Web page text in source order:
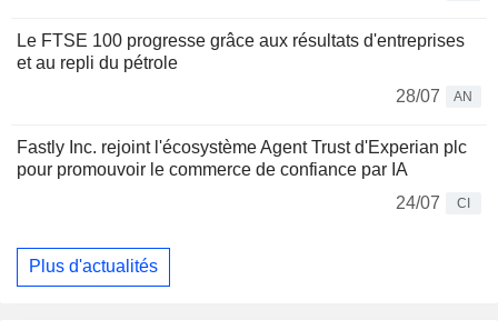
Le FTSE 100 progresse grâce aux résultats d'entreprises
et au repli du pétrole
28/07
AN
Fastly Inc. rejoint l'écosystème Agent Trust d'Experian plc
pour promouvoir le commerce de confiance par IA
24/07
CI
Plus d'actualités